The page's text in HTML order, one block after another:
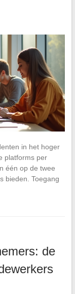
in het hoger
platforms per
één op de twee
bieden. Toegang
de